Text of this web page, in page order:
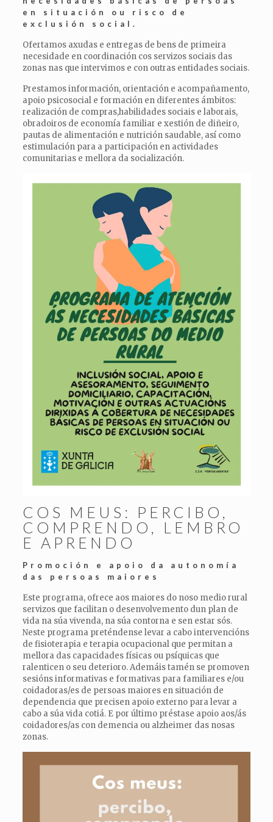
en situación ou risco de
exclusión social.
Ofertamos axudas e entregas de bens de primeira
necesidade en coordinación cos servizos sociais das
zonas nas que intervimos e con outras entidades sociais.
Prestamos información, orientación e acompañamento,
apoio psicosocial e formación en diferentes ámbitos:
realización de compras,habilidades sociais e laborais,
obradoiros de economía familiar e xestión de diñeiro,
pautas de alimentación e nutrición saudable, así como
estimulación para a participación en actividades
comunitarias e mellora da socialización.
COS MEUS: PERCIBO,
COMPRENDO, LEMBRO
E APRENDO
Promoción e apoio da autonomía
das persoas maiores
Este programa, ofrece aos maiores do noso medio rural
servizos que facilitan o desenvolvemento dun plan de
vida na súa vivenda, na súa contorna e sen estar sós.
Neste programa preténdense levar a cabo intervencións
de fisioterapia e terapia ocupacional que permitan a
mellora das capacidades físicas ou psíquicas que
ralenticen o seu deterioro. Ademáis tamén se promoven
sesións informativas e formativas para familiares e/ou
coidadoras/es de persoas maiores en situación de
dependencia que precisen apoio externo para levar a
cabo a súa vida cotiá. E por último préstase apoio aos/ás
coidadores/as con demencia ou alzheimer das nosas
zonas.